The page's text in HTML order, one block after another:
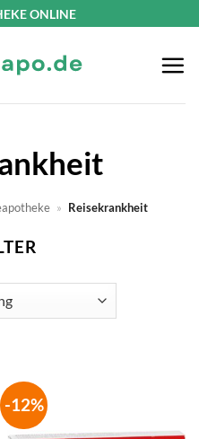
ONLINE
» Reisekrankheit
-12%